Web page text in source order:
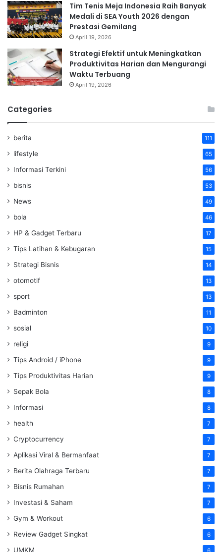
Tim Tenis Meja Indonesia Raih Banyak
Medali di SEA Youth 2026 dengan
Prestasi Gemilang
April 19, 2026
Strategi Efektif untuk Meningkatkan
Produktivitas Harian dan Mengurangi
Waktu Terbuang
April 19, 2026
Categories
berita 111
lifestyle 65
Informasi Terkini 56
bisnis 53
News 49
bola 46
HP & Gadget Terbaru 17
Tips Latihan & Kebugaran 15
Strategi Bisnis 14
otomotif 13
sport 13
Badminton 11
sosial 10
religi 9
Tips Android / iPhone 9
Tips Produktivitas Harian 9
Sepak Bola 8
Informasi 8
health 7
Cryptocurrency 7
Aplikasi Viral & Bermanfaat 7
Berita Olahraga Terbaru 7
Bisnis Rumahan 7
Investasi & Saham 7
Gym & Workout 6
Review Gadget Singkat 6
UMKM 6